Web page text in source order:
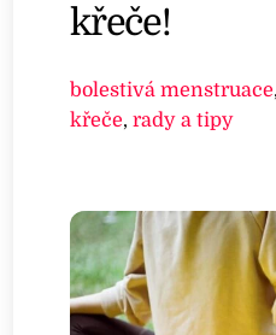
křeče!
bolestivá menstruace
křeče,rady a tipy